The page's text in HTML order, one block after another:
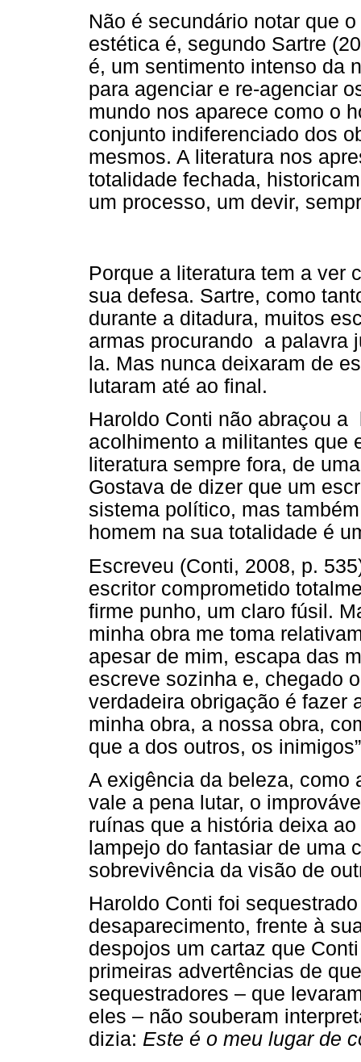
Não é secundário notar que
estética é, segundo Sartre
é, um sentimento intenso da
para agenciar e re-agenciar
mundo nos aparece como o
conjunto indiferenciado dos
mesmos. A literatura nos
totalidade fechada,
um processo, um devir,
Porque a literatura tem a ver
sua defesa. Sartre, como
durante a ditadura, muitos
armas procurando a palavra
la. Mas nunca deixaram de
lutaram até ao final.
Haroldo Conti não abraçou
acolhimento a militantes que
literatura sempre fora, de
Gostava de dizer que um
sistema político, mas
homem na sua totalidade é
Escreveu (Conti, 2008, p.
escritor comprometido
firme punho, um claro fúsil.
minha obra me toma
apesar de mim, escapa das
escreve sozinha e, chegado
verdadeira obrigação é fazer
minha obra, a nossa obra,
que a dos outros, os
A exigência da beleza, como
vale a pena lutar, o
ruínas que a história deixa
lampejo do fantasiar de uma
sobrevivência da visão de
Haroldo Conti foi
desaparecimento, frente à
despojos um cartaz que
primeiras advertências de
sequestradores – que
eles – não souberam
dizia: Este é o meu lugar de